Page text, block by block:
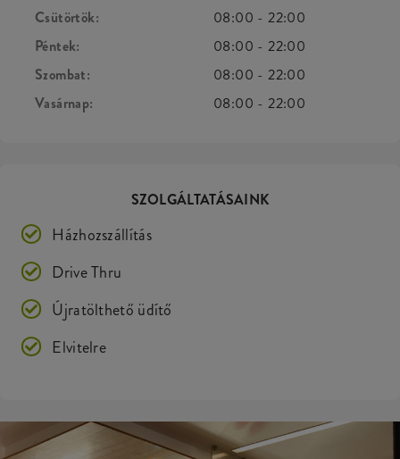
Csütörtök:
08:00 -22:00
Péntek:
08:00 -22:00
Szombat:
08:00 -22:00
Vasárnap:
08:00 -22:00
SZOLGÁLTATÁSAINK
Házhozszállítás
Drive Thru
Újratölthető üdítő
Elvitelre